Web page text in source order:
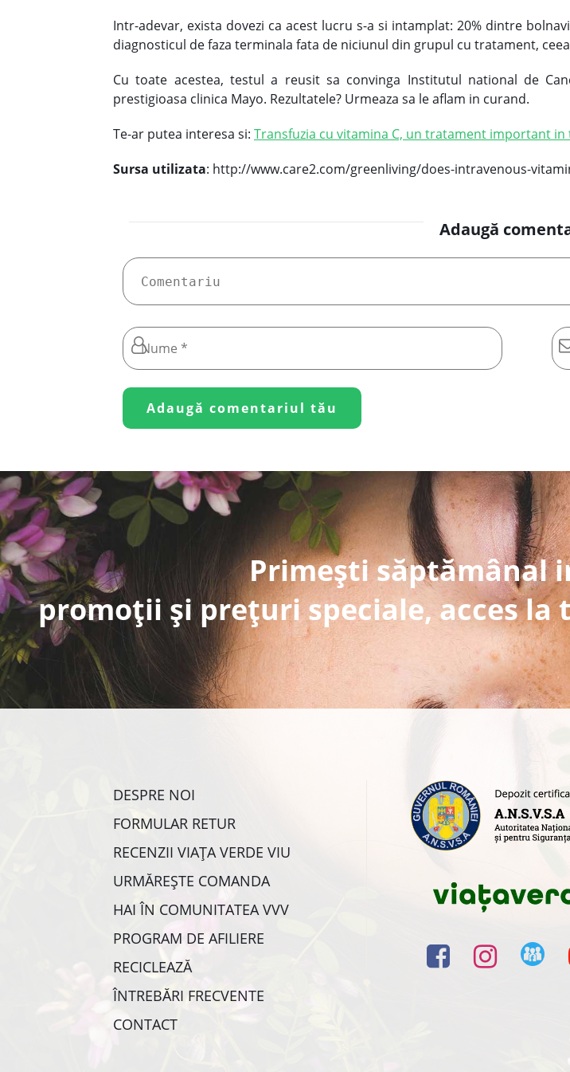
Intr-adevar, exista dovezi ca acest lucru s-a si intamplat: 20% dintre
diagnosticul de faza terminala fata de niciunul din grupul cu tratament,
Cu toate acestea, testul a reusit sa convinga Institutul national de
prestigioasa clinica Mayo. Rezultatele? Urmeaza sa le aflam in curand.
Te-ar putea interesa si: Transfuzia cu vitamina C, un tratament important
Sursa utilizata: http://www.care2.com/greenliving/does-intravenous-
Adaugă
Primești săptămânal
promoții și prețuri speciale, acces la
DESPRE NOI
FORMULAR RETUR
RECENZII VIAȚA VERDE VIU
URMĂREȘTE COMANDA
HAI ÎN COMUNITATEA VVV
PROGRAM DE AFILIERE
RECICLEAZĂ
ÎNTREBĂRI FRECVENTE
CONTACT